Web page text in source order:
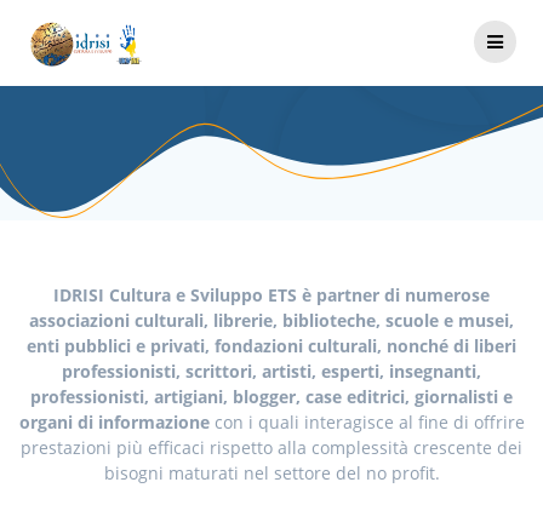
PARTNERSHIP
IDRISI Cultura e Sviluppo ETS è partner di numerose
associazioni culturali, librerie, biblioteche, scuole e musei,
enti pubblici e privati, fondazioni culturali, nonché di liberi
professionisti, scrittori, artisti, esperti, insegnanti,
professionisti, artigiani, blogger, case editrici, giornalisti e
organi di informazionecon i quali interagisce al fine di offrire
prestazioni più efficaci rispetto alla complessità crescente dei
bisogni maturati nel settore del no profit.